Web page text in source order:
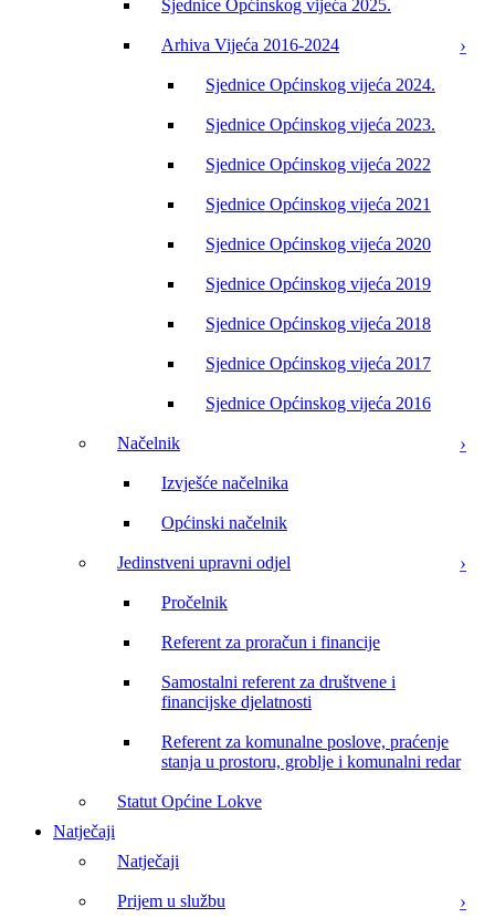
Sjednice Općinskog vijeća 2025.
Arhiva Vijeća 2016-2024
Sjednice Općinskog vijeća 2024.
Sjednice Općinskog vijeća 2023.
Sjednice Općinskog vijeća 2022
Sjednice Općinskog vijeća 2021
Sjednice Općinskog vijeća 2020
Sjednice Općinskog vijeća 2019
Sjednice Općinskog vijeća 2018
Sjednice Općinskog vijeća 2017
Sjednice Općinskog vijeća 2016
Načelnik
Izvješće načelnika
Općinski načelnik
Jedinstveni upravni odjel
Pročelnik
Referent za proračun i financije
Samostalni referent za društvene i
financijske djelatnosti
Referent za komunalne poslove, praćenje
stanja u prostoru, groblje i komunalni redar
Statut Općine Lokve
Natječaji
Natječaji
Prijem u službu